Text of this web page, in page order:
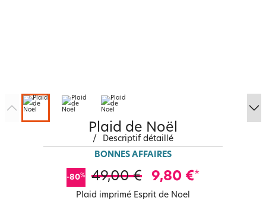
Plaid de Noël
/
Descriptif détaillé
BONNES AFFAIRES
-80% 49,00 € 9,80 €*
Plaid imprimé Esprit de Noel